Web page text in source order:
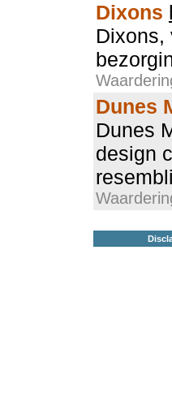
Dixons
Dixons,
Dunes
Dunes
design